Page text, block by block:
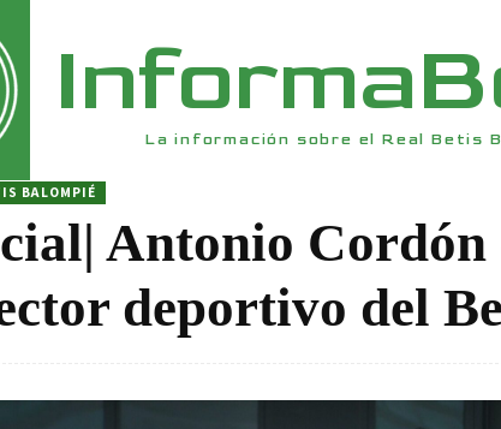
La información sobre el Real Betis
BALOMPIÉ
Antonio Cordón
deportivo del